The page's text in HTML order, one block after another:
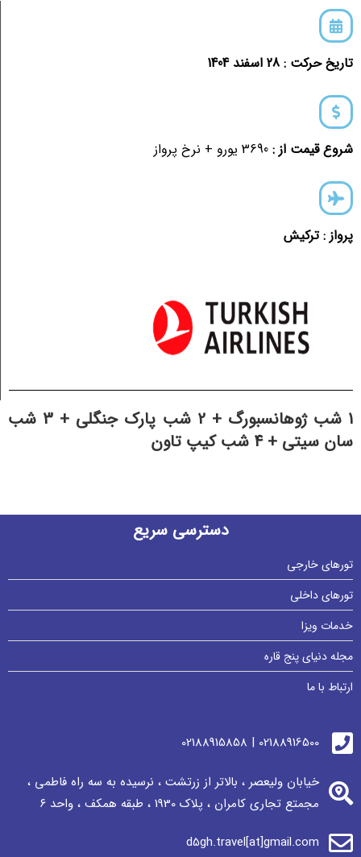
تاریخ حرکت : 28 اسفند 1404
شروع قیمت از :
پرواز : ترکیش
1 شب ژوهانسبورگ + 2 شب پارک جنگلی + 3 شب
سان سیتی + 4 شب کیپ تاون
دسترسی سریع
تورهای خارجی
تورهای داخلی
خدمات ویزا
مجله دنیای پنج قاره
ارتباط با ما
02188916500 | 02188915858
خیابان ولیعصر ، بالاتر از زرتشت ، نرسيده به سه راه فاطمی ،
مجمتع تجاری كامران ، پلاک 1930 ، طبقه همکف ، واحد ٦
d5gh.travel[at]gmail.com